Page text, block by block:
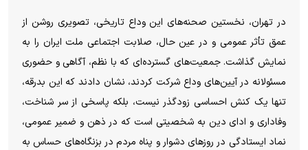
در تهران، نخستین صحنه‌های این وداع تاریخی، تصویری روشن از
عمق تأثر عمومی و در عین حال، صلابت اجتماعی ملت ایران را به
نمایش گذاشت. جمعیت‌های گسترده‌ای که با نظم، آگاهی و حضوری
مسئولانه در آیین‌های وداع شرکت کردند، نشان دادند که این بدرقه،
تنها یک کنش احساسی زودگذر نیست، بلکه پاسخی از سر شناخت،
وفاداری و ادای دین به شخصیتی است که در ذهن و ضمیر عمومی،
نماد ایستادگی در روز‌های دشوار و پناه مردم در بزنگاه‌های حساس به